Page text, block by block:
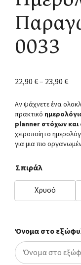
0033
22,90€– 23,90€
Αν ψάχνετε ένα
πρακτικό
planner στόχων
χειροποίητο
για μια πιο
Σπιράλ
Χρυσό
Όνομα στο